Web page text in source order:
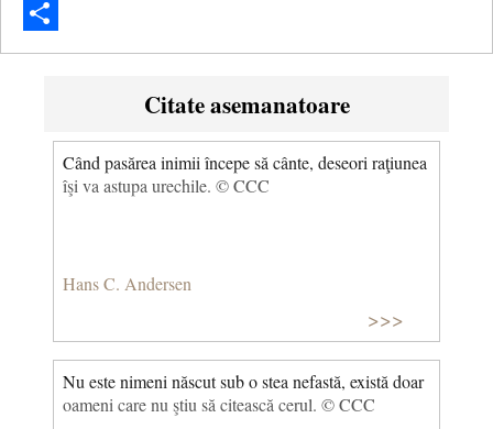
Email
Share
Citate asemanatoare
Când pasărea inimii începe să cânte, deseori raţiunea
îşi va astupa urechile. © CCC
Hans C. Andersen
>>>
Nu este nimeni născut sub o stea nefastă, există doar
oameni care nu ştiu să citească cerul. © CCC